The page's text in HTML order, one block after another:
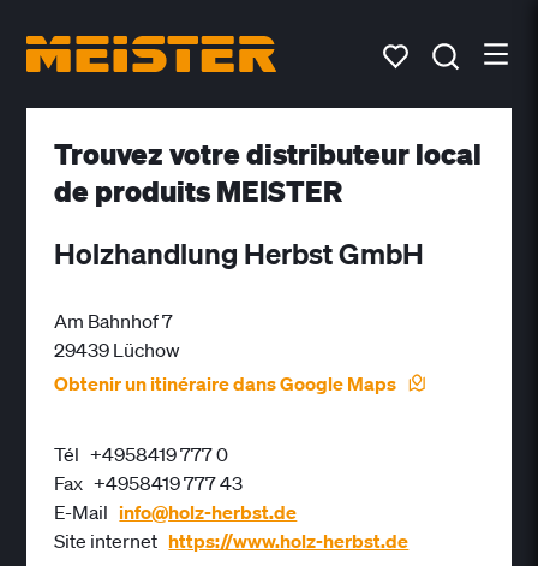
Trouvez votre distributeur local
de produits MEISTER
Holzhandlung Herbst GmbH
Am Bahnhof 7
29439 Lüchow
Obtenir un itinéraire dans Google Maps
Tél +4958419 777 0
Fax +4958419 777 43
E-Mail info@holz-herbst.de
Site internet https://www.holz-herbst.de